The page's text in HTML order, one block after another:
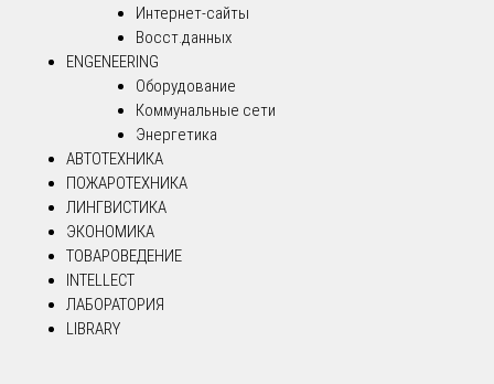
Интернет-сайты
Восст.данных
ENGENEERING
Оборудование
Коммунальные сети
Энергетика
АВТОТЕХНИКА
ПОЖАРОТЕХНИКА
ЛИНГВИСТИКА
ЭКОНОМИКА
ТОВАРОВЕДЕНИЕ
INTELLECT
ЛАБОРАТОРИЯ
LIBRARY